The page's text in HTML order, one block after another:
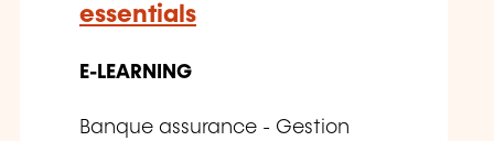
essentials
E-LEARNING
Banque assurance - Gestion